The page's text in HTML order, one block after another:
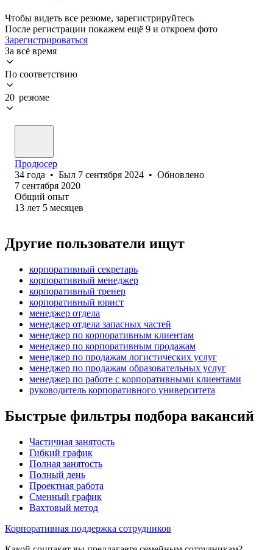
Чтобы видеть все резюме, зарегистрируйтесь
После регистрации покажем ещё 9 и откроем фото
Зарегистрироваться
За всё время
По соответствию
20 резюме
Продюсер
34 года • Был 7 сентября 2024 • Обновлено
7 сентября 2020
Общий опыт
13 лет 5 месяцев
Другие пользователи ищут
корпоративный секретарь
корпоративный менеджер
корпоративный тренер
корпоративный юрист
менеджер отдела
менеджер отдела запасных частей
менеджер по корпоративным клиентам
менеджер по корпоративным продажам
менеджер по продажам логистических услуг
менеджер по продажам образовательных услуг
менеджер по работе с корпоративными клиентами
руководитель корпоративного университета
Быстрые фильтры подбора вакансий
Частичная занятость
Гибкий график
Полная занятость
Полный день
Проектная работа
Сменный график
Вахтовый метод
Корпоративная поддержка сотрудников